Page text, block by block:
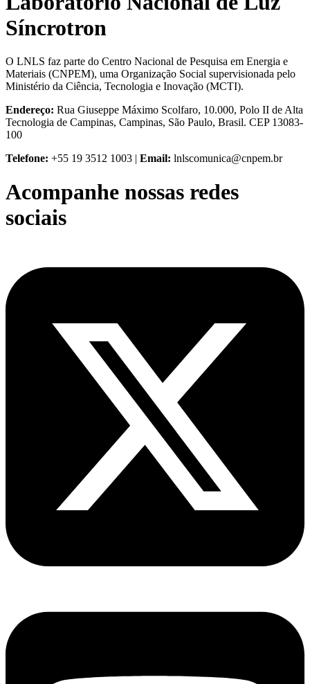
Síncrotron
O LNLS faz parte do Centro Nacional de Pesquisa em Energia e
Materiais (CNPEM), uma Organização Social supervisionada pelo
Ministério da Ciência, Tecnologia e Inovação (MCTI).
Endereço: Rua Giuseppe Máximo Scolfaro, 10.000, Polo II de Alta
Tecnologia de Campinas, Campinas, São Paulo, Brasil. CEP 13083-
100
Telefone: +55 19 3512 1003 | Email: lnlscomunica@cnpem.br
Acompanhe nossas redes
sociais